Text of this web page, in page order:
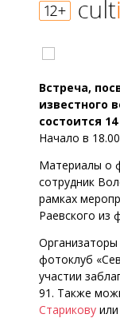
Встреча,
известного
состоится
Начало в
Материалы о
сотрудник
рамках
Раевского из
фотоклуб
участии
91. Также
Старикову или